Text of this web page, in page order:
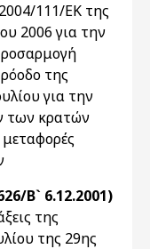
111/ΕΚ της
2006 για την
της
για την
των κρατών
μεταφορές
Β` 6.12.2001)
της
της 29ης